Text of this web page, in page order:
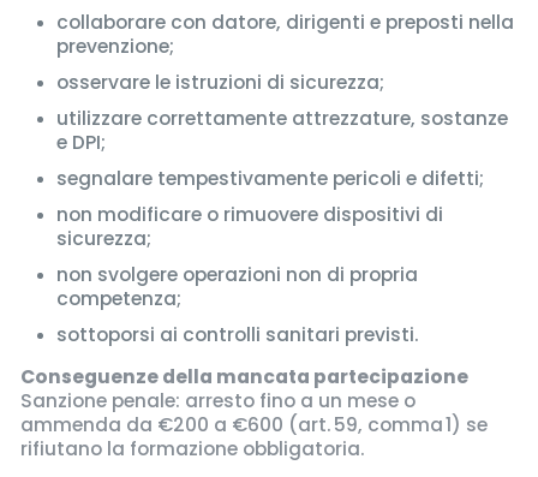
collaborare con datore, dirigenti e preposti nella
prevenzione;
osservare le istruzioni di sicurezza;
utilizzare correttamente attrezzature, sostanze
e DPI;
segnalare tempestivamente pericoli e difetti;
non modificare o rimuovere dispositivi di
sicurezza;
non svolgere operazioni non di propria
competenza;
sottoporsi ai controlli sanitari previsti.
Conseguenze della mancata partecipazione
Sanzione penale: arresto fino a un mese o
ammenda da €200 a €600 (art. 59, comma 1) se
rifiutano la formazione obbligatoria.